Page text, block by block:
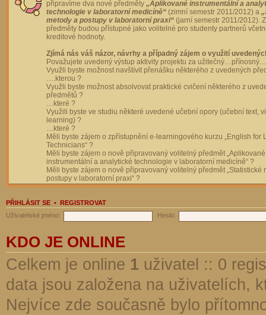
připravíme dva nové předměty „Aplikované instrumentální a
technologie v laboratorní medicíně“ (zimní semestr 2011/2012) a
metody a postupy v laboratorní praxi“ (jarní semestr 2011/2012).
předměty budou přístupné jako volitelné pro studenty partnerů
kreditové hodnoty.
Zjímá nás váš názor, návrhy a případný zájem o využití
Považujete uvedený výstup aktivity projektu za
Využli byste možnost navštívit přenášku některého z uvedených
….kterou ?
Využli byste možnost absolvovat praktické cvičení některého z
předmětů ?
…které ?
Využili byste ve studiu některé uvedené učební opory (učební text,
learning) ?
…které ?
Měli byste zájem o zpřístupnění e-learningového kurzu „English for
Technicians“ ?
Měli byste zájem o nově připravovaný volitelný předmět „Aplikované
instrumentální a analytické technologie v laboratorní medicíně“ ?
Měli byste zájem o nově připravovaný volitelný předmět „Statistické
postupy v laboratorní praxi“ ?
PŘIHLÁSIT SE • REGISTROVAT
Uživatelské jméno:
Heslo:
KDO JE ONLINE
Celkem je online 1 uživatel :: 0
data jsou založena na uživatelích,
Nejvíce zde současně bylo